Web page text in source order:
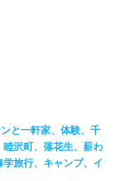
と一軒家、体験、千
沢町、落花生、薪わ
旅行、キャンプ、イ